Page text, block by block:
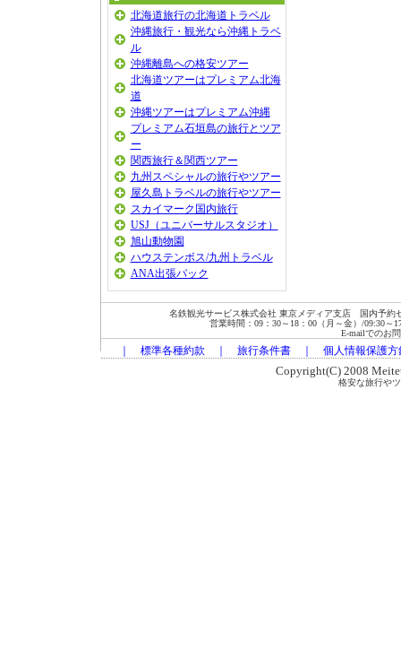
北海道旅行の北海道トラベル
沖縄旅行・観光なら沖縄トラベ
ル
沖縄離島への格安ツアー
北海道ツアーはプレミアム北海
道
沖縄ツアーはプレミアム沖縄
プレミアム石垣島の旅行とツア
ー
関西旅行＆関西ツアー
九州スペシャルの旅行やツアー
屋久島トラベルの旅行やツアー
スカイマーク国内旅行
USJ（ユニバーサルスタジオ）
旭山動物園
ハウステンボス/九州トラベル
ANA出張パック
名鉄観光サービス株式会社 東京メディア支店 国内予約
営業時間：09：30～18：00（月～金）/09:30～
E-mailでのお
標準各種約款 旅行条件書｜ 個人情報保護方
Copyright(C) 2008
格安な旅行や